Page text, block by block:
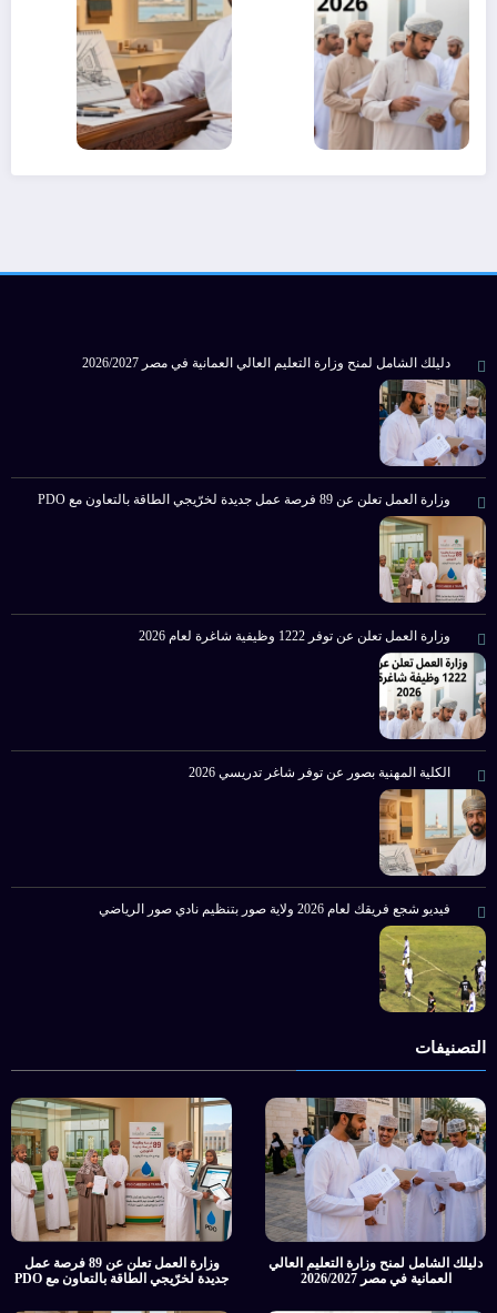
شاغرة لعام
دليلك الشامل لمنح وزارة التعليم العالي العمانية في مصر 2026/2027
وزارة العمل تعلن عن 89 فرصة عمل جديدة لخرّيجي الطاقة بالتعاون مع PDO
وزارة العمل تعلن عن توفر 1222 وظيفية شاغرة لعام 2026
الكلية المهنية بصور عن توفر شاغر تدريسي 2026
فيديو شجع فريقك لعام 2026 ولاية صور بتنظيم نادي صور الرياضي
التصنيفات
دليلك الشامل لمنح وزارة التعليم العالي
العمانية في مصر 2026/2027
وزارة العمل تعلن عن 89 فرصة عمل
جديدة لخرّيجي الطاقة بالتعاون مع PDO